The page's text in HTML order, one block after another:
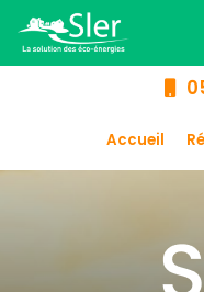
au
contenu
principal
Accueil